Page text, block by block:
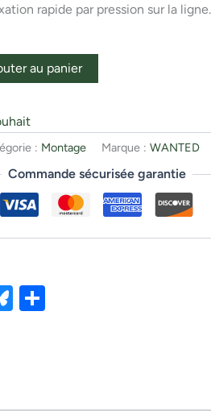
rapide par pression sur la ligne.
au panier
: Montage Marque :WANTED
Commande sécurisée garantie
Bluesky